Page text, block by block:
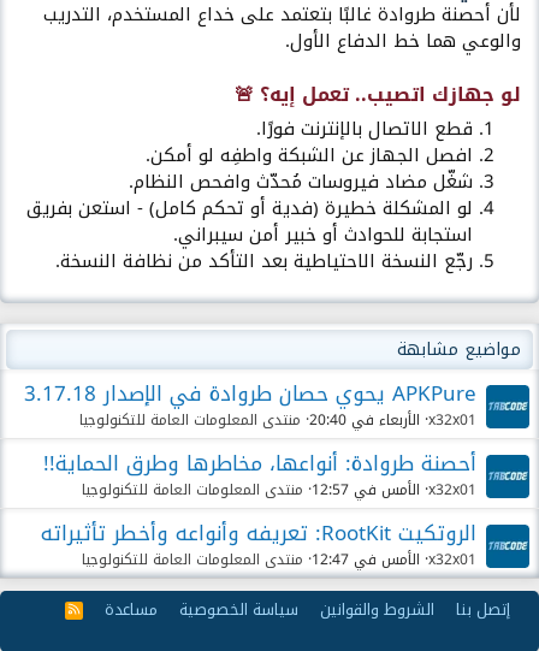
لأن أحصنة طروادة غالبًا بتعتمد على خداع المستخدم، التدريب
والوعي هما خط الدفاع الأول.
لو جهازك اتصيب.. تعمل إيه؟ 🚨​
قطع الاتصال بالإنترنت فورًا.
افصل الجهاز عن الشبكة واطفِه لو أمكن.
شغّل مضاد فيروسات مُحدّث وافحص النظام.
لو المشكلة خطيرة (فدية أو تحكم كامل) - استعن بفريق
استجابة للحوادث أو خبير أمن سيبراني.
رجّع النسخة الاحتياطية بعد التأكد من نظافة النسخة.
مواضيع مشابهة
APKPure يحوي حصان طروادة في الإصدار 3.17.18
x32x01 الأربعاء في 20:40 منتدى المعلومات العامة للتكنولوجيا
أحصنة طروادة: أنواعها، مخاطرها وطرق الحماية!!
x32x01 الأمس في 12:57 منتدى المعلومات العامة للتكنولوجيا
الروتكيت RootKit: تعريفه وأنواعه وأخطر تأثيراته
x32x01 الأمس في 12:47 منتدى المعلومات العامة للتكنولوجيا
إتصل بنا الشروط والقوانين سياسة الخصوصية مساعدة R
S